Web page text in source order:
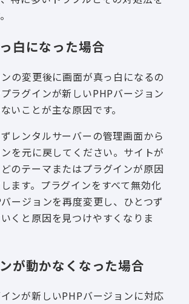
白になった場合
の変更後に画面が真っ白になるの
ラグインが新しいPHPバージョン
いことが主な原因です。
レンタルサーバーの管理画面から
を元に戻してください。サイトが
のテーマまたはプラグインが原因
ます。プラグインをすべて無効化
ージョンを再度変更し、ひとつず
くと原因を見つけやすくなりま
が動かなくなった場合
ンが新しいPHPバージョンに対応